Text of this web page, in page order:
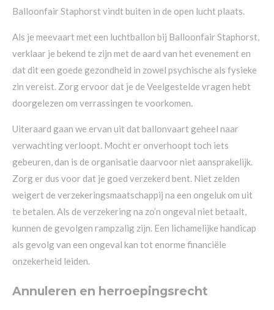
Balloonfair Staphorst vindt buiten in de open lucht plaats.
Als je meevaart met een luchtballon bij Balloonfair Staphorst,
verklaar je bekend te zijn met de aard van het evenement en
dat dit een goede gezondheid in zowel psychische als fysieke
zin vereist. Zorg ervoor dat je de Veelgestelde vragen hebt
doorgelezen om verrassingen te voorkomen.
Uiteraard gaan we ervan uit dat ballonvaart geheel naar
verwachting verloopt. Mocht er onverhoopt toch iets
gebeuren, dan is de organisatie daarvoor niet aansprakelijk.
Zorg er dus voor dat je goed verzekerd bent. Niet zelden
weigert de verzekeringsmaatschappij na een ongeluk om uit
te betalen. Als de verzekering na zo’n ongeval niet betaalt,
kunnen de gevolgen rampzalig zijn. Een lichamelijke handicap
als gevolg van een ongeval kan tot enorme financiële
onzekerheid leiden.
Annuleren en herroepingsrecht